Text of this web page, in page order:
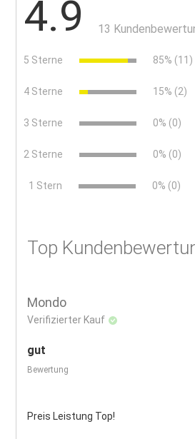
4.9 13
5 Sterne 85% (11)
4 Sterne 15% (2)
3 Sterne 0% (0)
2 Sterne 0% (0)
1 Stern 0% (0)
Top
Mondo
Verifizierter Kauf
gut
Bewertung
Preis Leistung Top!